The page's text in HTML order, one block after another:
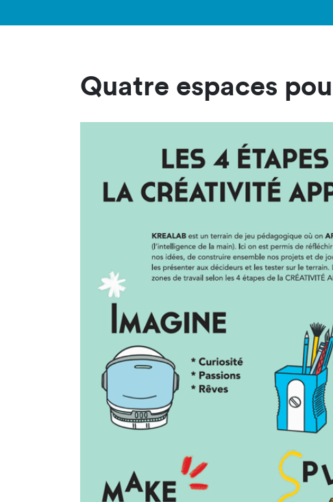
Quatre espaces